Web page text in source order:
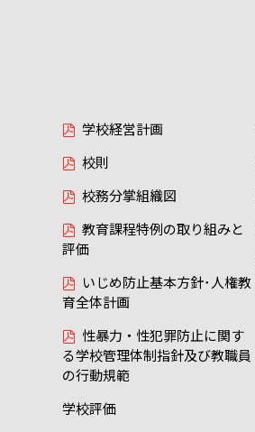
学校経営計画
校則
校務分掌組織図
教育課程特例の取り組みと
評価
いじめ防止基本方針･人権教
育全体計画
性暴力・性犯罪防止に関す
る学校管理体制指針及び教職員
の行動規範
学校評価